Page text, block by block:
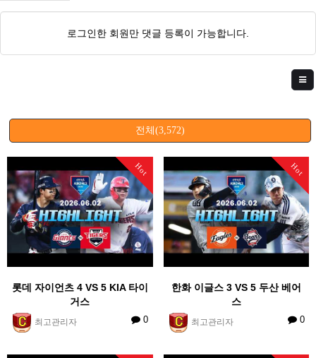
로그인한 회원만 댓글 등록이 가능합니다.
전체(3,572)
Hot
롯데 자이언츠 4 VS 5 KIA 타이
거스
최고관리자 0
Hot
한화 이글스 3 VS 5 두산 베어
스
최고관리자 0